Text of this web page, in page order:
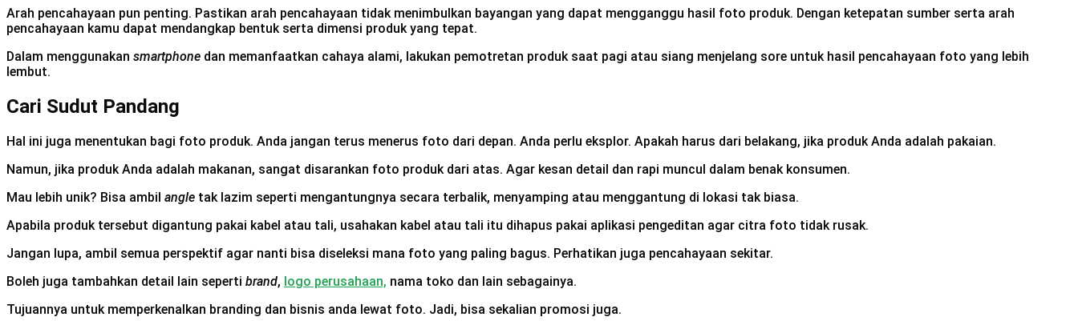
Arah pencahayaan pun penting. Pastikan arah pencahayaan tidak menimbulkan bayangan yang dapat mengganggu hasil foto produk. Dengan ketepatan sumber serta arah
pencahayaan kamu dapat mendangkap bentuk serta dimensi produk yang tepat.
Dalam menggunakan smartphone dan memanfaatkan cahaya alami, lakukan pemotretan produk saat pagi atau siang menjelang sore untuk hasil pencahayaan foto yang lebih
lembut.
Cari Sudut Pandang
Hal ini juga menentukan bagi foto produk. Anda jangan terus menerus foto dari depan. Anda perlu eksplor. Apakah harus dari belakang, jika produk Anda adalah pakaian.
Namun, jika produk Anda adalah makanan, sangat disarankan foto produk dari atas. Agar kesan detail dan rapi muncul dalam benak konsumen.
Mau lebih unik? Bisa ambil angle tak lazim seperti mengantungnya secara terbalik, menyamping atau menggantung di lokasi tak biasa.
Apabila produk tersebut digantung pakai kabel atau tali, usahakan kabel atau tali itu dihapus pakai aplikasi pengeditan agar citra foto tidak rusak.
Jangan lupa, ambil semua perspektif agar nanti bisa diseleksi mana foto yang paling bagus. Perhatikan juga pencahayaan sekitar.
Boleh juga tambahkan detail lain seperti brand, logo perusahaan, nama toko dan lain sebagainya.
Tujuannya untuk memperkenalkan branding dan bisnis anda lewat foto. Jadi, bisa sekalian promosi juga.